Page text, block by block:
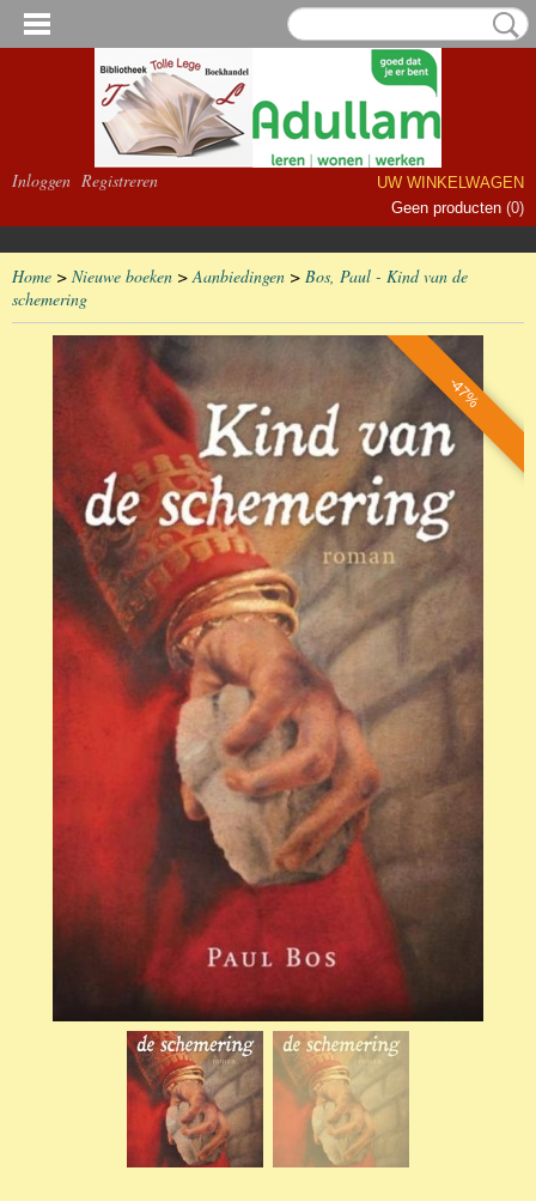
Inloggen Registreren
UW WINKELWAGEN
Geen producten (0)
Home > Nieuwe boeken >Aanbiedingen > Bos, Paul - Kind van de
schemering
-47%